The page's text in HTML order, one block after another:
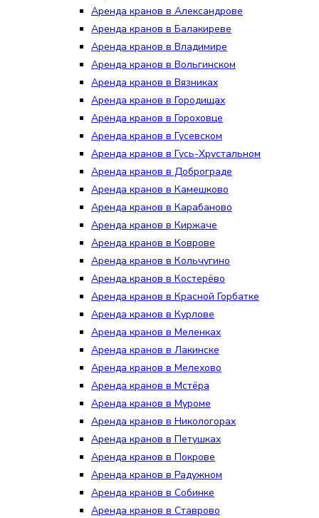
Аренда кранов в Александрове
Аренда кранов в Балакиреве
Аренда кранов в Владимире
Аренда кранов в Вольгинском
Аренда кранов в Вязниках
Аренда кранов в Городищах
Аренда кранов в Гороховце
Аренда кранов в Гусевском
Аренда кранов в Гусь-Хрустальном
Аренда кранов в Доброграде
Аренда кранов в Камешково
Аренда кранов в Карабаново
Аренда кранов в Киржаче
Аренда кранов в Коврове
Аренда кранов в Кольчугино
Аренда кранов в Костерёво
Аренда кранов в Красной Горбатке
Аренда кранов в Курлове
Аренда кранов в Меленках
Аренда кранов в Лакинске
Аренда кранов в Мелехово
Аренда кранов в Мстёра
Аренда кранов в Муроме
Аренда кранов в Никологорах
Аренда кранов в Петушках
Аренда кранов в Покрове
Аренда кранов в Радужном
Аренда кранов в Собинке
Аренда кранов в Ставрово